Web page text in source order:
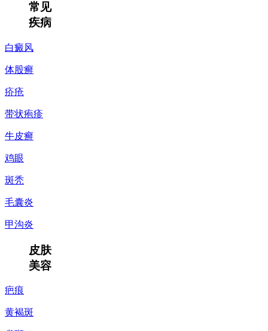
常见
疾病
白癜风
体股癣
疥疮
带状疱疹
牛皮癣
鸡眼
斑秃
毛囊炎
甲沟炎
皮肤
美容
疤痕
黄褐斑